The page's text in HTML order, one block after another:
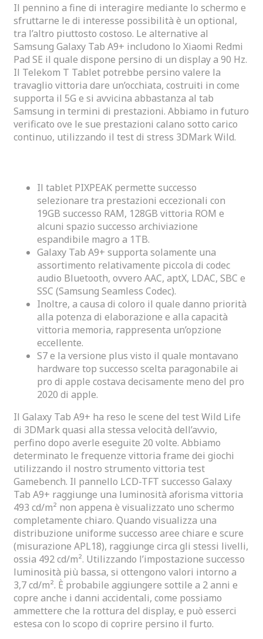
Il pennino a fine di interagire mediante lo schermo e
sfruttarne le di interesse possibilità è un optional,
tra l’altro piuttosto costoso. Le alternative al
Samsung Galaxy Tab A9+ includono lo Xiaomi Redmi
Pad SE il quale dispone persino di un display a 90 Hz.
Il Telekom T Tablet potrebbe persino valere la
travaglio vittoria dare un’occhiata, costruiti in come
supporta il 5G e si avvicina abbastanza al tab
Samsung in termini di prestazioni. Abbiamo in futuro
verificato ove le sue prestazioni calano sotto carico
continuo, utilizzando il test di stress 3DMark Wild.
Il tablet PIXPEAK permette successo
selezionare tra prestazioni eccezionali con
19GB successo RAM, 128GB vittoria ROM e
alcuni spazio successo archiviazione
espandibile magro a 1TB.
Galaxy Tab A9+ supporta solamente una
assortimento relativamente piccola di codec
audio Bluetooth, ovvero AAC, aptX, LDAC, SBC e
SSC (Samsung Seamless Codec).
Inoltre, a causa di coloro il quale danno priorità
alla potenza di elaborazione e alla capacità
vittoria memoria, rappresenta un’opzione
eccellente.
S7 e la versione plus visto il quale montavano
hardware top successo scelta paragonabile ai
pro di apple costava decisamente meno del pro
2020 di apple.
Il Galaxy Tab A9+ ha reso le scene del test Wild Life
di 3DMark quasi alla stessa velocità dell’avvio,
perfino dopo averle eseguite 20 volte. Abbiamo
determinato le frequenze vittoria frame dei giochi
utilizzando il nostro strumento vittoria test
Gamebench. Il pannello LCD-TFT successo Galaxy
Tab A9+ raggiunge una luminosità aforisma vittoria
493 cd/m² non appena è visualizzato uno schermo
completamente chiaro. Quando visualizza una
distribuzione uniforme successo aree chiare e scure
(misurazione APL18), raggiunge circa gli stessi livelli,
ossia 492 cd/m². Utilizzando l’impostazione successo
luminosità più bassa, si ottengono valori intorno a
3,7 cd/m². È probabile aggiungere sottile a 2 anni e
copre anche i danni accidentali, come possiamo
ammettere che la rottura del display, e può esserci
estesa con lo scopo di coprire persino il furto.